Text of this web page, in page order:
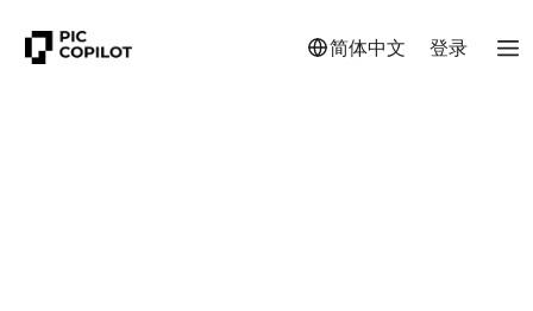
简体中文 登录